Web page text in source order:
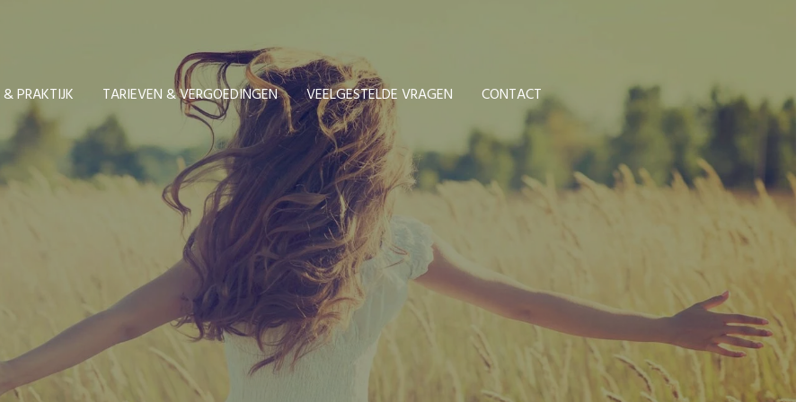
PRAKTIJK TARIEVEN & VERGOEDINGEN VEELGESTELDE VRAGEN CONTACT